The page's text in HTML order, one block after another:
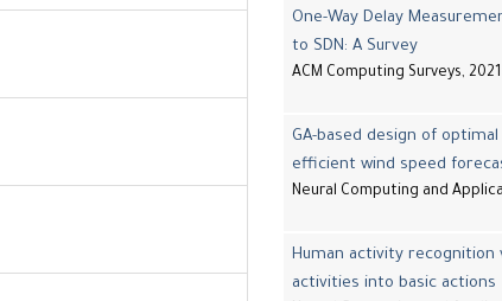
One-Way Delay
to SDN: A Survey
ACM Computing Surveys, 2021
GA-based design of
efficient wind speed
Neural Computing and
Human activity recognition
activities into basic actions